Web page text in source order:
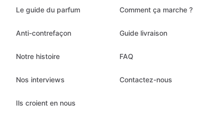
Le guide du parfum
Anti-contrefaçon
Notre histoire
Nos interviews
Ils croient en nous
Comment ça marche ?
Guide livraison
FAQ
Contactez-nous